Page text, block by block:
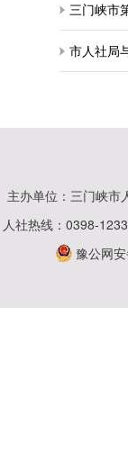
市人社局
主办单位：三门峡
人社热线：0398-
豫公网